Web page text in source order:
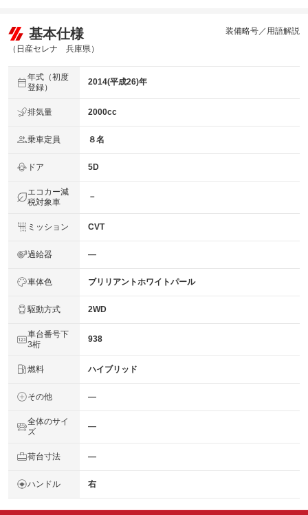
基本仕様
（日産セレナ 兵庫県）
装備略号／用語解説
年式（初度
登録）
2014(平成26)年
排気量 2000cc
乗車定員 ８名
ドア 5D
エコカー減
税対象車
－
ミッション CVT
過給器 ―
車体色 ブリリアントホワイトパール
駆動方式 2WD
車台番号下
3桁
938
燃料 ハイブリッド
その他 ―
全体のサイ
ズ
―
荷台寸法 ―
ハンドル 右